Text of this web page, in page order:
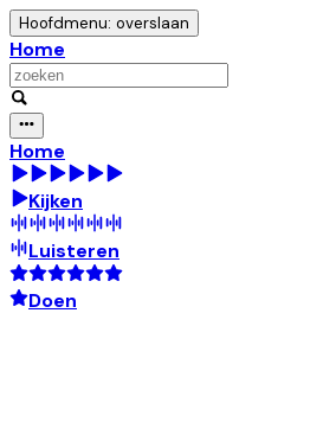
Hoofdmenu: overslaan
Home
Home
Kijken
Luisteren
Doen